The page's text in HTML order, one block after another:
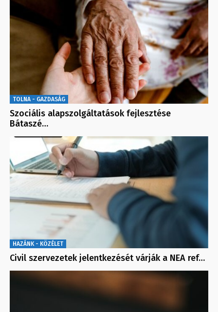
TOLNA - GAZDASÁG
Szociális alapszolgáltatások fejlesztése
Bátaszé…
HAZÁNK - KÖZÉLET
Civil szervezetek jelentkezését várják a NEA ref…